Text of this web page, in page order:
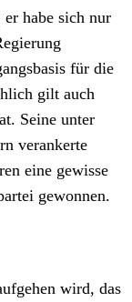
habe sich nur
für die
gilt auch
Seine unter
verankerte
eine gewisse
gewonnen.
wird, das